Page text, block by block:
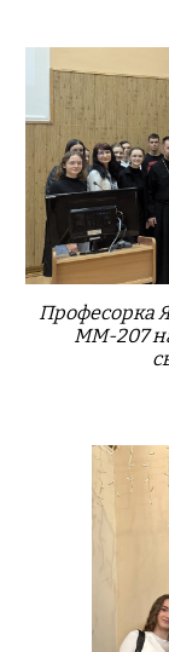
Професорка
ММ-207